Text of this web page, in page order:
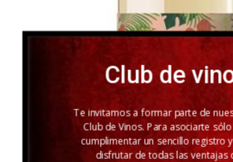
Club de
Te invitamos a formar parte de
Club de Vinos. Para asociarte
cumplimentar un sencillo registro
disfrutar de todas las ventajas